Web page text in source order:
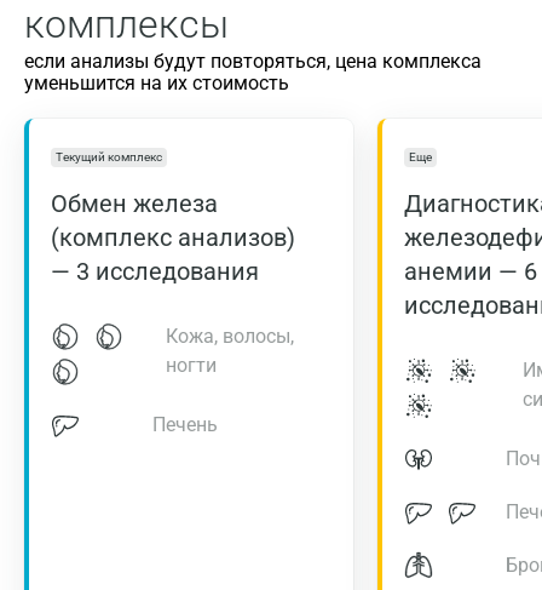
комплексы
если анализы будут повторяться, цена комплекса
уменьшится на их стоимость
Текущий комплекс
Обмен железа
(комплекс анализов)
— 3 исследования
Кожа, волосы,
ногти
Печень
Еще
анемии — 6